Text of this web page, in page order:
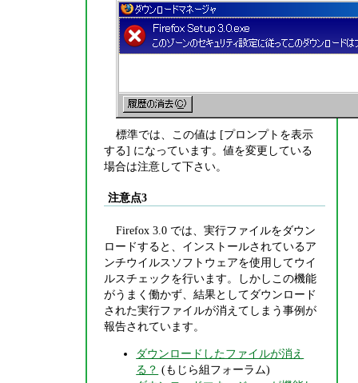
標準では、この値は [プロンプトを表示
する] になっています。値を変更している
場合は注意して下さい。
注意点3
Firefox 3.0 では、実行ファイルをダウン
ロードすると、インストールされているア
ンチウイルスソフトウェアを使用してウイ
ルスチェックを行います。しかしこの機能
がうまく働かず、結果としてダウンロード
された実行ファイルが消えてしまう事例が
報告されています。
ダウンロードしたファイルが消え
る？ (もじら組フォーラム)